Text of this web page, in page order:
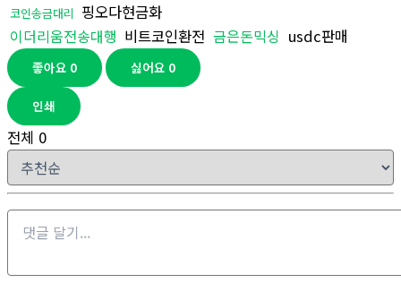
코인송금대리 핑오다현금화
이더리움전송대행 비트코인환전 금은돈믹싱 usdc판매
좋아요 0 싫어요 0
인쇄
전체 0